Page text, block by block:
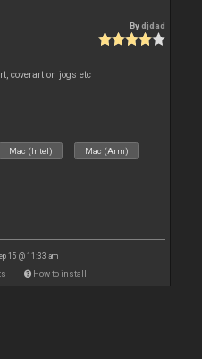
Bydjdad
coverart on jogs etc
Mac (Intel) Mac (Arm)
15 @ 11:33 am
How to install